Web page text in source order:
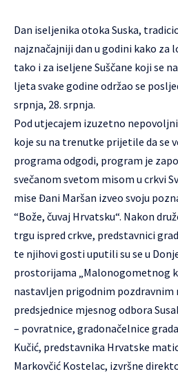
Dan iseljenika otoka Suska,
najznačajniji dan u godini kako za
tako i za iseljene Suščane koji se
ljeta svake godine održao se
srpnja, 28. srpnja.
Pod utjecajem izuzetno
koje su na trenutke prijetile da se
programa odgodi, program je
svečanom svetom misom u crkvi
mise Đani Maršan izveo svoju
“Bože, čuvaj Hrvatsku“. Nakon
trgu ispred crkve, predstavnici
te njihovi gosti uputili su se u
prostorijama „Malonogometnog
nastavljen prigodnim pozdravnim
predsjednice mjesnog odbora
– povratnice, gradonačelnice
Kučić, predstavnika Hrvatske
Markovčić Kostelac, izvršne